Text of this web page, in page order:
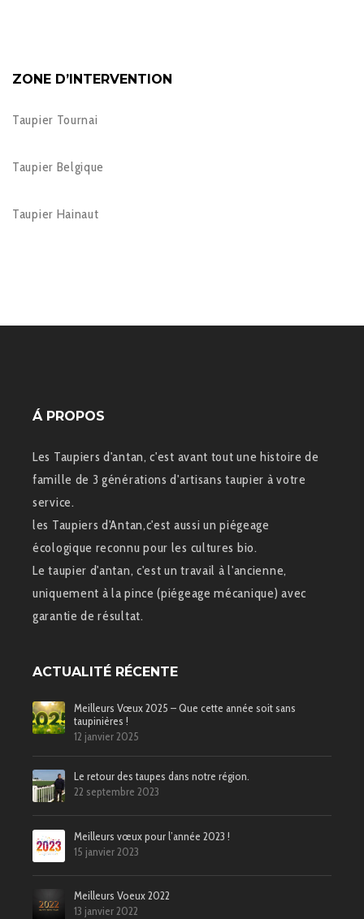
ZONE D’INTERVENTION
Taupier Tournai
Taupier Belgique
Taupier Hainaut
Á PROPOS
Les Taupiers d'antan, c'est avant tout une histoire de
famille de 3 générations d'artisans taupier à votre
service.
les Taupiers d'Antan,c'est aussi un piégeage
écologique reconnu pour les cultures bio.
Le taupier d'antan, c'est un travail à l'ancienne,
uniquement à la pince (piégeage mécanique) avec
garantie de résultat.
ACTUALITÉ RÉCENTE
Meilleurs Vœux 2025 – Que cette année soit sans
taupinières !
12 janvier 2025
Le retour des taupes dans notre région.
22 septembre 2023
Meilleurs vœux pour l’année 2023 !
15 janvier 2023
Meilleurs Voeux 2022
13 janvier 2022